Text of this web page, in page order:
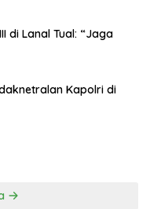
di Lanal Tual: “Jaga
Kapolri di